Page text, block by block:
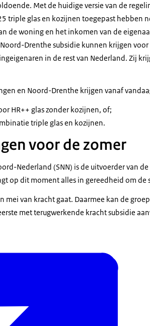
Met de huidige versie van de
triple glas en kozijnen toegepast hebben
de woning en het inkomen van de
Drenthe subsidie kunnen krijgen
in de rest van Nederland. Zij
en Noord-Drenthe krijgen vanaf
HR++ glas zonder kozijnen, of;
triple glas en kozijnen.
voor de zomer
Nederland (SNN) is de uitvoerder van
op dit moment alles in gereedheid om de
mei van kracht gaat. Daarmee kan de
met terugwerkende kracht subsidie